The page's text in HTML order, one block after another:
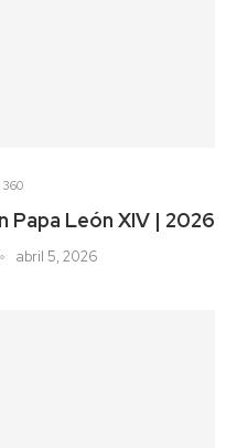
Papa León XIV | 2026
abril 5, 2026